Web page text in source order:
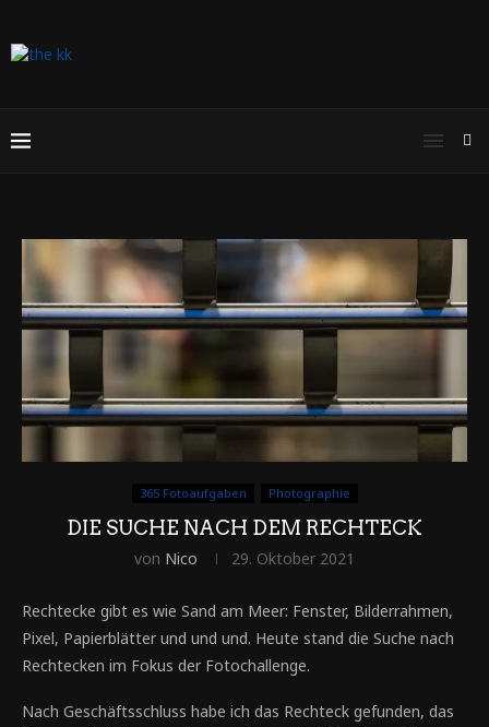
365 Fotoaufgaben Photographie
DIE SUCHE NACH DEM RECHTECK
von Nico 29. Oktober 2021
Rechtecke gibt es wie Sand am Meer: Fenster, Bilderrahmen,
Pixel, Papierblätter und und und. Heute stand die Suche nach
Rechtecken im Fokus der Fotochallenge.
Nach Geschäftsschluss habe ich das Rechteck gefunden, das